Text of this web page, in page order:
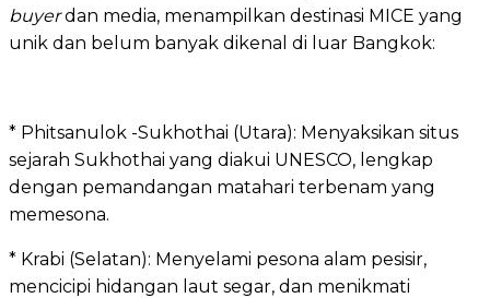
buyerdan media, menampilkan destinasi MICE yang
unik dan belum banyak dikenal di luar Bangkok:
* Phitsanulok -Sukhothai (Utara): Menyaksikan situs
sejarah Sukhothai yang diakui UNESCO, lengkap
dengan pemandangan matahari terbenam yang
memesona.
* Krabi (Selatan): Menyelami pesona alam pesisir,
mencicipi hidangan laut segar, dan menikmati